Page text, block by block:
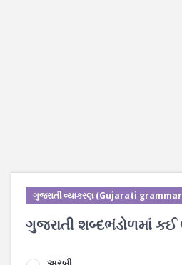
ગુજરાતી વ્યાકરણ (Gujarati
ગુજરાતી શબ્દભંડોળમાં કઈ